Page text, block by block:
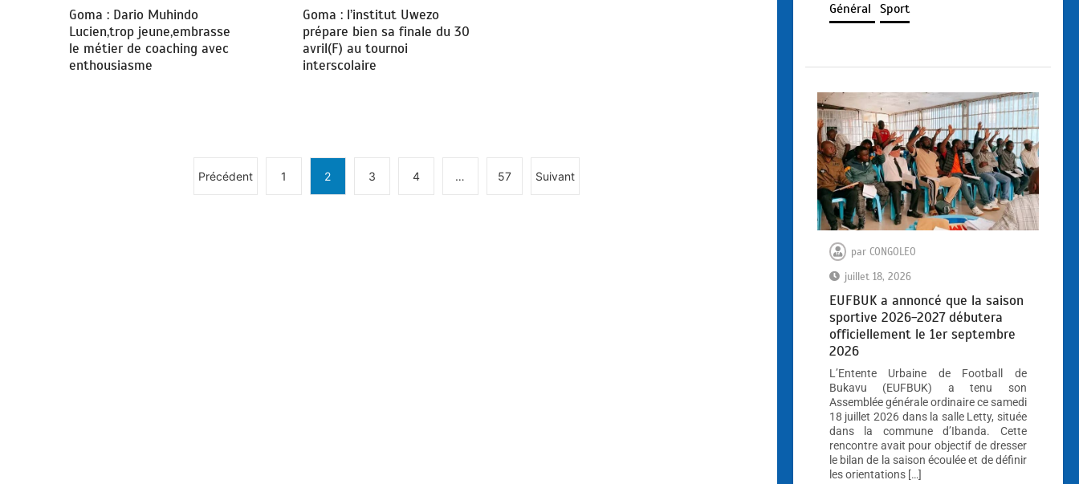
Goma : Dario Muhindo
Lucien,trop jeune,embrasse
le métier de coaching avec
enthousiasme
Goma : l’institut Uwezo
prépare bien sa finale du 30
avril(F) au tournoi
interscolaire
Précédent 1 2 3 4 … 57 Suivant
Général Sport
par CONGOLEO
juillet 18, 2026
EUFBUK a annoncé que la saison
sportive 2026-2027 débutera
officiellement le 1er septembre
2026
L’Entente Urbaine de Football de
Bukavu (EUFBUK) a tenu son
Assemblée générale ordinaire ce samedi
18 juillet 2026 dans la salle Letty, située
dans la commune d’Ibanda. Cette
rencontre avait pour objectif de dresser
le bilan de la saison écoulée et de définir
les orientations […]